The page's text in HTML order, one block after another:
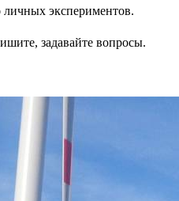
личных экспериментов.
задавайте вопросы.